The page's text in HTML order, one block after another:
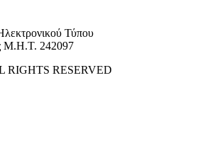
Τύπου
Μ.Η.Τ. 242097
RIGHTS RESERVED